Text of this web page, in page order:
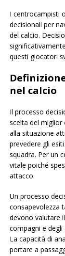
I centrocampisti
decisionali per
del calcio.
questi giocatori
nel calcio
Il processo
scelta del miglior
alla situazione
prevedere gli
squadra. Per un
vitale poiché
attacco.
Un processo
consapevolezza
devono valutare
compagni e
La capacità di
portare a